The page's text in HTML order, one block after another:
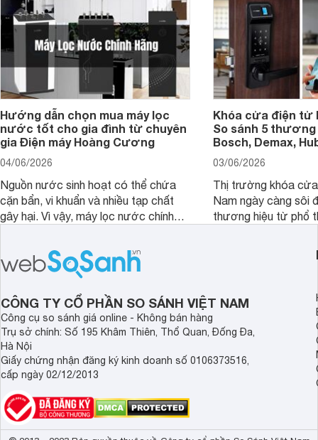
Hướng dẫn chọn mua máy lọc
nước tốt cho gia đình từ chuyên
gia Điện máy Hoàng Cương
04/06/2026
Nguồn nước sinh hoạt có thể chứa
cặn bẩn, vi khuẩn và nhiều tạp chất
gây hại. Vì vậy, máy lọc nước chính
sức khỏe và đảm bảo nguồn nước
sạch cho cả gia đình.
Khóa cửa điện tử
So sánh 5 thương
Bosch, Demax,
03/06/2026
Thị trường khóa
Nam ngày càng sôi
thương hiệu từ phổ
cửa điện tử hãng
sẽ so sánh 5
Demax, Hubert và
CÔNG TY CỔ PHẦN SO SÁNH VIỆT NAM
Công cụ so sánh giá online - Không bán hàng
Trụ sở chính: Số 195 Khâm Thiên, Thổ Quan, Đống Đa,
Hà Nội
Giấy chứng nhận đăng ký kinh doanh số 0106373516,
cấp ngày 02/12/2013